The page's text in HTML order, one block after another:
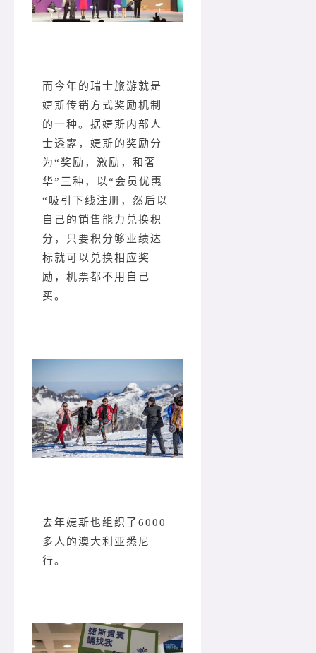
而今年的瑞士旅游就是
婕斯传销方式奖励机制
的一种。据婕斯内部人
士透露，婕斯的奖励分
为“奖励，激励，和奢
华”三种，以“会员优惠
“吸引下线注册，然后以
自己的销售能力兑换积
分，只要积分够业绩达
标就可以兑换相应奖
励，机票都不用自己
买。
去年婕斯也组织了6000
多人的澳大利亚悉尼
行。